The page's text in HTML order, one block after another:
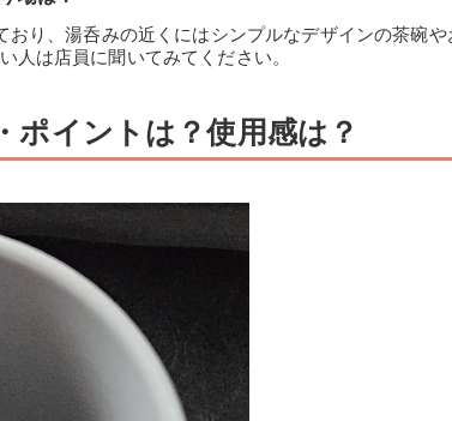
り、湯呑みの近くにはシンプルなデザインの茶碗や
人は店員に聞いてみてください。
ポイントは？使用感は？